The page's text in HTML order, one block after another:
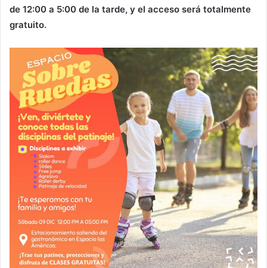
de 12:00 a 5:00 de la tarde, y el acceso será totalmente
gratuito.